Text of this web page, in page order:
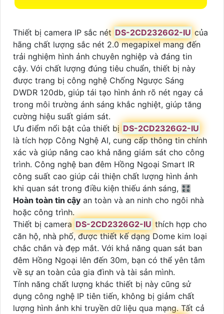
Thiết bị camera IP sắc nét DS-2CD2326G2-IU của
hãng chất lượng sắc nét 2.0 megapixel mang đến
trải nghiệm hình ảnh chuyên nghiệp và đáng tin
cậy. Với chất lượng đúng tiêu chuẩn, thiết bị này
được trang bị công nghệ Chống Ngược Sáng
DWDR 120db, giúp tái tạo hình ảnh rõ nét ngay cả
trong môi trường ánh sáng khắc nghiệt, giúp tăng
cường hiệu suất giám sát.
Ưu điểm nổi bật của thiết bị DS-2CD2326G2-IU
là tích hợp Công Nghệ AI, cung cấp thông tin chính
xác và giúp nâng cao khả năng giám sát cho công
trình. Công nghệ ban đêm Hồng Ngoại Smart IR
công suất cao giúp cải thiện chất lượng hình ảnh
khi quan sát trong điều kiện thiếu ánh sáng, 🎛
Hoàn toàn tin cậy an toàn và an ninh cho ngôi nhà
hoặc công trình.
Thiết bị camera DS-2CD2326G2-IU thích hợp cho
căn hộ, nhà phố, được thiết kế dạng Dome kim loại
chắc chắn và đẹp mắt. Với khả năng quan sát ban
đêm Hồng Ngoại lên đến 30m, bạn có thể yên tâm
về sự an toàn của gia đình và tài sản mình.
Tính năng chất lượng khác thiết bị này cũng sử
dụng công nghệ IP tiên tiến, không bị giảm chất
lượng hình ảnh khi truyền dữ liệu qua mạng. Tất cả